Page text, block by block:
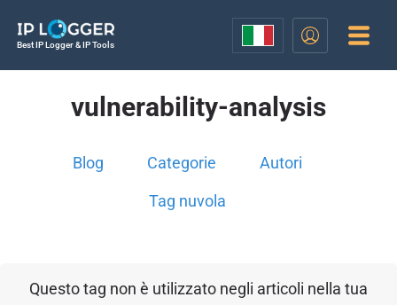
Best IP Logger & IP Tools
vulnerability-analysis
Blog Categorie Autori
Tag nuvola